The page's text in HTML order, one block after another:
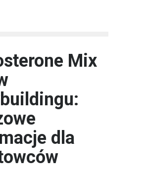
Mix
dla